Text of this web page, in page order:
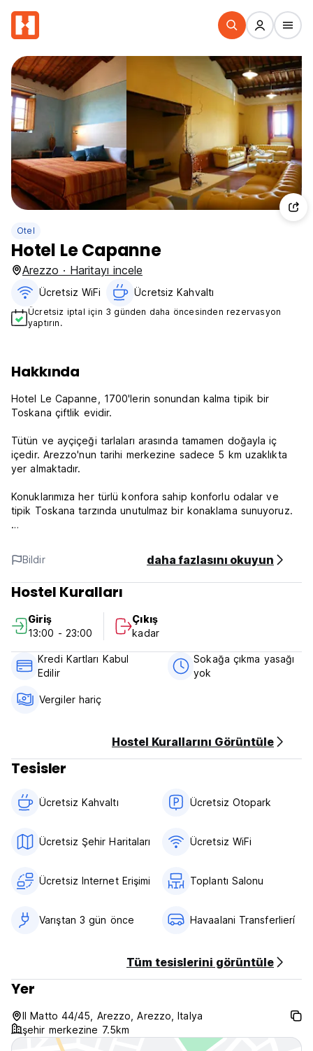
Otel
Hotel Le Capanne
Arezzo · Haritayı incele
Ücretsiz WiFi Ücretsiz Kahvaltı‎
Ücretsiz iptal için 3 günden daha öncesinden rezervasyon
yaptırın.
Hakkında
Hotel Le Capanne, 1700'lerin sonundan kalma tipik bir
Toskana çiftlik evidir.
Tütün ve ayçiçeği tarlaları arasında tamamen doğayla iç
içedir. Arezzo'nun tarihi merkezine sadece 5 km uzaklıkta
yer almaktadır.
Konuklarımıza her türlü konfora sahip konforlu odalar ve
tipik Toskana tarzında unutulmaz bir konaklama sunuyoruz.
Toskana mutfağı ve bazı yerel ürünlerin yanı sıra ulusal ve
uluslararası ürünlerle sizi memnun edecektir.
Lütfen aklınızda bulundurun:
İptal politikası: Varıştan 48 saat önce. Geç iptal veya
Rezervasyonun Kullanılmaması durumunda konaklamanızın ilk
gecesinin ücreti tahsil edilecektir.
13:00-23:00 saatleri arasında check-in yapın.
Saat 10:00'dan önce check-out yapın.
Sokağa çıkma yasağı yok.
from original language)
Bildir daha fazlasını okuyun
Hostel Kuralları
Giriş
13:00 - 23:00
Çıkış
kadar
Kredi Kartları Kabul
Edilir
Sokağa çıkma yasağı
yok
Vergiler hariç
Hostel Kurallarını Görüntüle
Tesisler
Ücretsiz Kahvaltı‎ Ücretsiz Otopark
Ücretsiz Şehir Haritaları Ücretsiz WiFi
Ücretsiz Internet Erişimi Toplantı Salonu
Varıştan 3 gün önce Havaalani Transferlierí
Tüm tesislerini görüntüle
Yer
Il Matto 44/45, Arezzo, Arezzo, Italya
şehir merkezine 7.5km